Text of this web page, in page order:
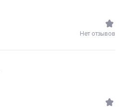
Нет отзывов